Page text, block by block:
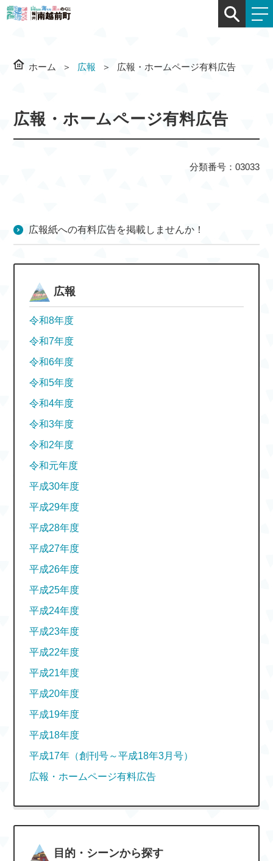
ホーム 広報 広報・ホームページ有料広告
広報・ホームページ有料広告
分類番号：03033
広報紙への有料広告を掲載しませんか！
広報
令和8年度
令和7年度
令和6年度
令和5年度
令和4年度
令和3年度
令和2年度
令和元年度
平成30年度
平成29年度
平成28年度
平成27年度
平成26年度
平成25年度
平成24年度
平成23年度
平成22年度
平成21年度
平成20年度
平成19年度
平成18年度
平成17年（創刊号～平成18年3月号）
広報・ホームページ有料広告
目的・シーンから探す